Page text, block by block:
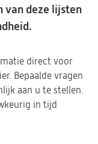
van deze lijsten
direct voor
Bepaalde vragen
aan u te stellen.
in tijd